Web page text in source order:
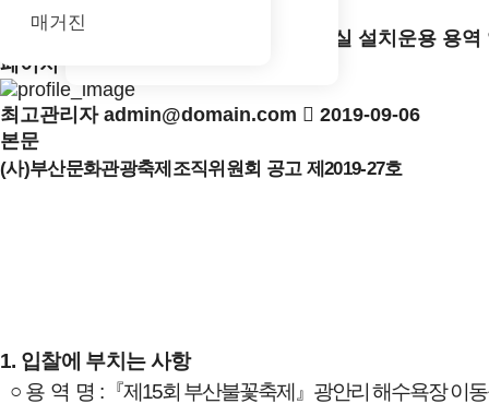
매거진
검색
제15회 부산불꽃축제 이동식화장실 설치운용 용역
페이지 정보
최고관리자 admin@domain.com
2019-09-06
본문
(사)부산문화관광축제조직위원회 공고 제2019-27호
1. 입찰에 부치는 사항
○ 용 역 명 : 『제15회 부산불꽃축제』 광안리 해수욕장 이